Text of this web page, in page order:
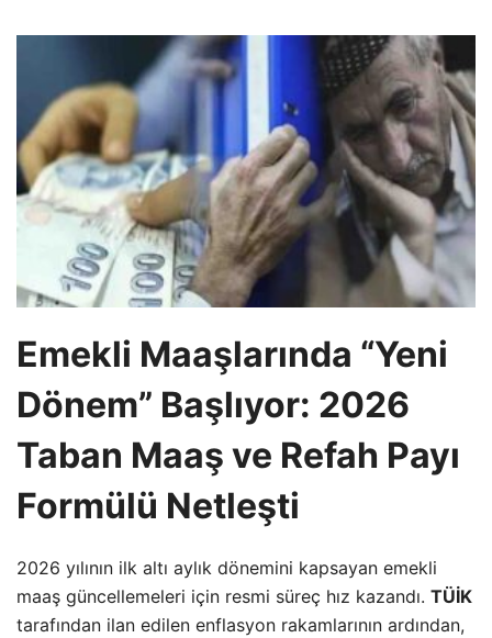
Emekli Maaşlarında “Yeni
Dönem” Başlıyor: 2026
Taban Maaş ve Refah Payı
Formülü Netleşti
2026 yılının ilk altı aylık dönemini kapsayan emekli
maaş güncellemeleri için resmi süreç hız kazandı. TÜİK
tarafından ilan edilen enflasyon rakamlarının ardından,